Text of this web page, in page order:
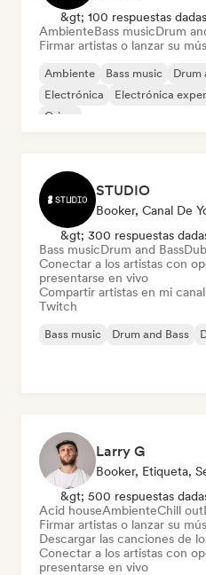
&gt; 100 respuestas dadas
AmbienteBass musicDrum
Firmar artistas o lanzar su
Ambiente Bass music Drum
Electrónica
Electrónica
Grime
STUDIO
Booker, Canal De
&gt; 300 respuestas
Bass musicDrum and Bass
Conectar a los artistas con
presentarse en vivo
Compartir artistas en mi
Twitch
Bass music Drum and Bass
Larry G
Booker, Etiqueta,
&gt; 500 respuestas
Acid houseAmbienteChill out
Firmar artistas o lanzar su
Descargar las canciones de
Conectar a los artistas con
presentarse en vivo